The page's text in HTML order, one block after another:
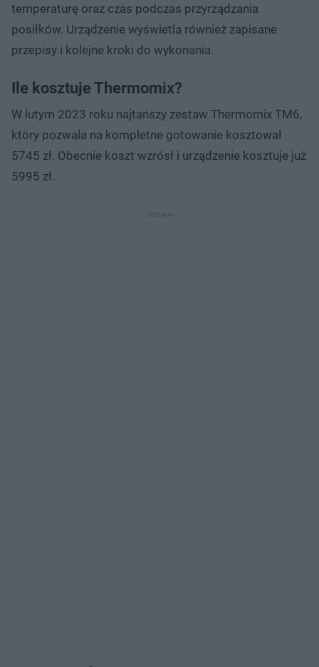
temperaturę oraz czas podczas przyrządzania
posiłków. Urządzenie wyświetla również zapisane
przepisy i kolejne kroki do wykonania.
Ile kosztuje Thermomix?
W lutym 2023 roku najtańszy zestaw Thermomix TM6,
który pozwala na kompletne gotowanie kosztował
5745 zł. Obecnie koszt wzrósł i urządzenie kosztuje już
5995 zł.